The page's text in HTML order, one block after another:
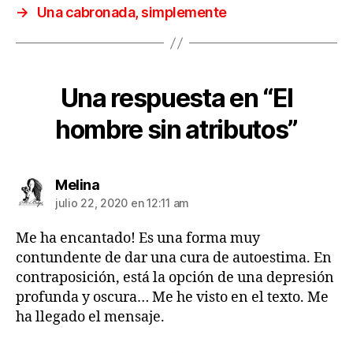
→ Una cabronada, simplemente
Una respuesta en “El
hombre sin atributos”
Melinadice:
julio 22, 2020 en 12:11 am
Me ha encantado! Es una forma muy
contundente de dar una cura de autoestima. En
contraposición, está la opción de una depresión
profunda y oscura… Me he visto en el texto. Me
ha llegado el mensaje.